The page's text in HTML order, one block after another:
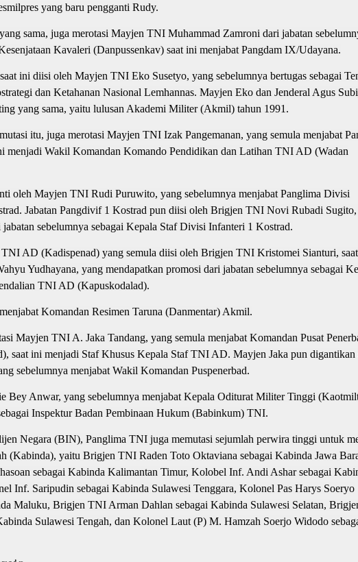
yang baru pengganti Rudy.
sama, juga merotasi Mayjen TNI Muhammad Zamroni dari jabatan
Kavaleri (Danpussenkav) saat ini menjabat Pangdam IX/Udayana.
ini diisi oleh Mayjen TNI Eko Susetyo, yang sebelumnya bertugas sebagai
dan Ketahanan Nasional Lemhannas. Mayjen Eko dan Jenderal Agus
yang sama, yaitu lulusan Akademi Militer (Akmil) tahun 1991.
itu, juga merotasi Mayjen TNI Izak Pangemanan, yang semula menjabat
menjadi Wakil Komandan Komando Pendidikan dan Latihan TNI AD (Wadan
oleh Mayjen TNI Rudi Puruwito, yang sebelumnya menjabat Panglima Divisi
Jabatan Pangdivif 1 Kostrad pun diisi oleh Brigjen TNI Novi Rubadi
sebelumnya sebagai Kepala Staf Divisi Infanteri 1 Kostrad.
TNI AD (Kadispenad) yang semula diisi oleh Brigjen TNI Kristomei Sianturi,
Yudhayana, yang mendapatkan promosi dari jabatan sebelumnya sebagai
TNI AD (Kapuskodalad).
Komandan Resimen Taruna (Danmentar) Akmil.
Mayjen TNI A. Jaka Tandang, yang semula menjabat Komandan Pusat
saat ini menjadi Staf Khusus Kepala Staf TNI AD. Mayjen Jaka pun digantikan
sebelumnya menjabat Wakil Komandan Puspenerbad.
Bey Anwar, yang sebelumnya menjabat Kepala Oditurat Militer Tinggi
Inspektur Badan Pembinaan Hukum (Babinkum) TNI.
Negara (BIN), Panglima TNI juga memutasi sejumlah perwira tinggi untuk
(Kabinda), yaitu Brigjen TNI Raden Toto Oktaviana sebagai Kabinda Jawa
sebagai Kabinda Kalimantan Timur, Kolobel Inf. Andi Ashar sebagai
Inf. Saripudin sebagai Kabinda Sulawesi Tenggara, Kolonel Pas Harys Soeryo
Maluku, Brigjen TNI Arman Dahlan sebagai Kabinda Sulawesi Selatan,
Sulawesi Tengah, dan Kolonel Laut (P) M. Hamzah Soerjo Widodo